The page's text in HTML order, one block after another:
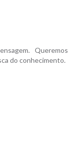
Queremos
do conhecimento.